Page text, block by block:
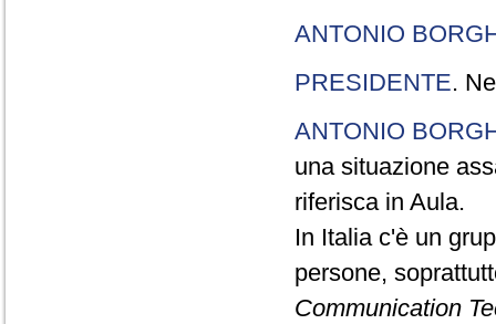
ANTONIO
PRESIDENTE.
ANTONIO
una situazione
riferisca in Aula.
In Italia c'è un
persone,
Communication